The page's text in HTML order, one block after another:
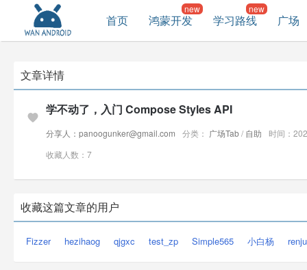
首页 鸿蒙开发 学习路线 广场
文章详情
学不动了，入门 Compose Styles API
分享人：panoogunker@gmail.com 分类： 广场Tab/ 自助
时间：
收藏人数：7
收藏这篇文章的用户
Fizzer hezihaog qjgxc test_zp Simple565 小白杨